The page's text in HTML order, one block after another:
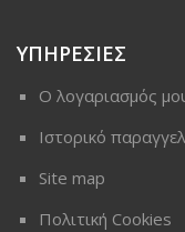
ΥΠΗΡΕΣΙΕΣ
Ο λογαριασμός
Ιστορικό
Site map
Πολιτική Cookies